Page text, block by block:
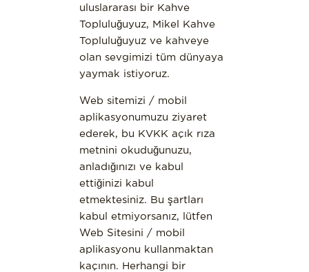
uluslararası bir Kahve
Topluluğuyuz, Mikel Kahve
Topluluğuyuz ve kahveye
olan sevgimizi tüm dünyaya
yaymak istiyoruz.
Web sitemizi / mobil
aplikasyonumuzu ziyaret
ederek, bu KVKK açık rıza
metnini okuduğunuzu,
anladığınızı ve kabul
ettiğinizi kabul
etmektesiniz. Bu şartları
kabul etmiyorsanız, lütfen
Web Sitesini / mobil
aplikasyonu kullanmaktan
kaçının. Herhangi bir